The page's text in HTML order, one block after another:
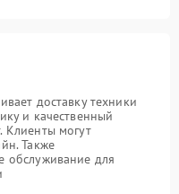
доставку техники
и качественный
Клиенты могут
Также
обслуживание для